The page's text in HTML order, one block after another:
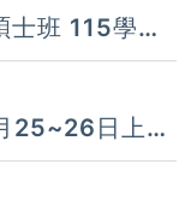
學年
06日)
25~26日上午
理「115年度
」